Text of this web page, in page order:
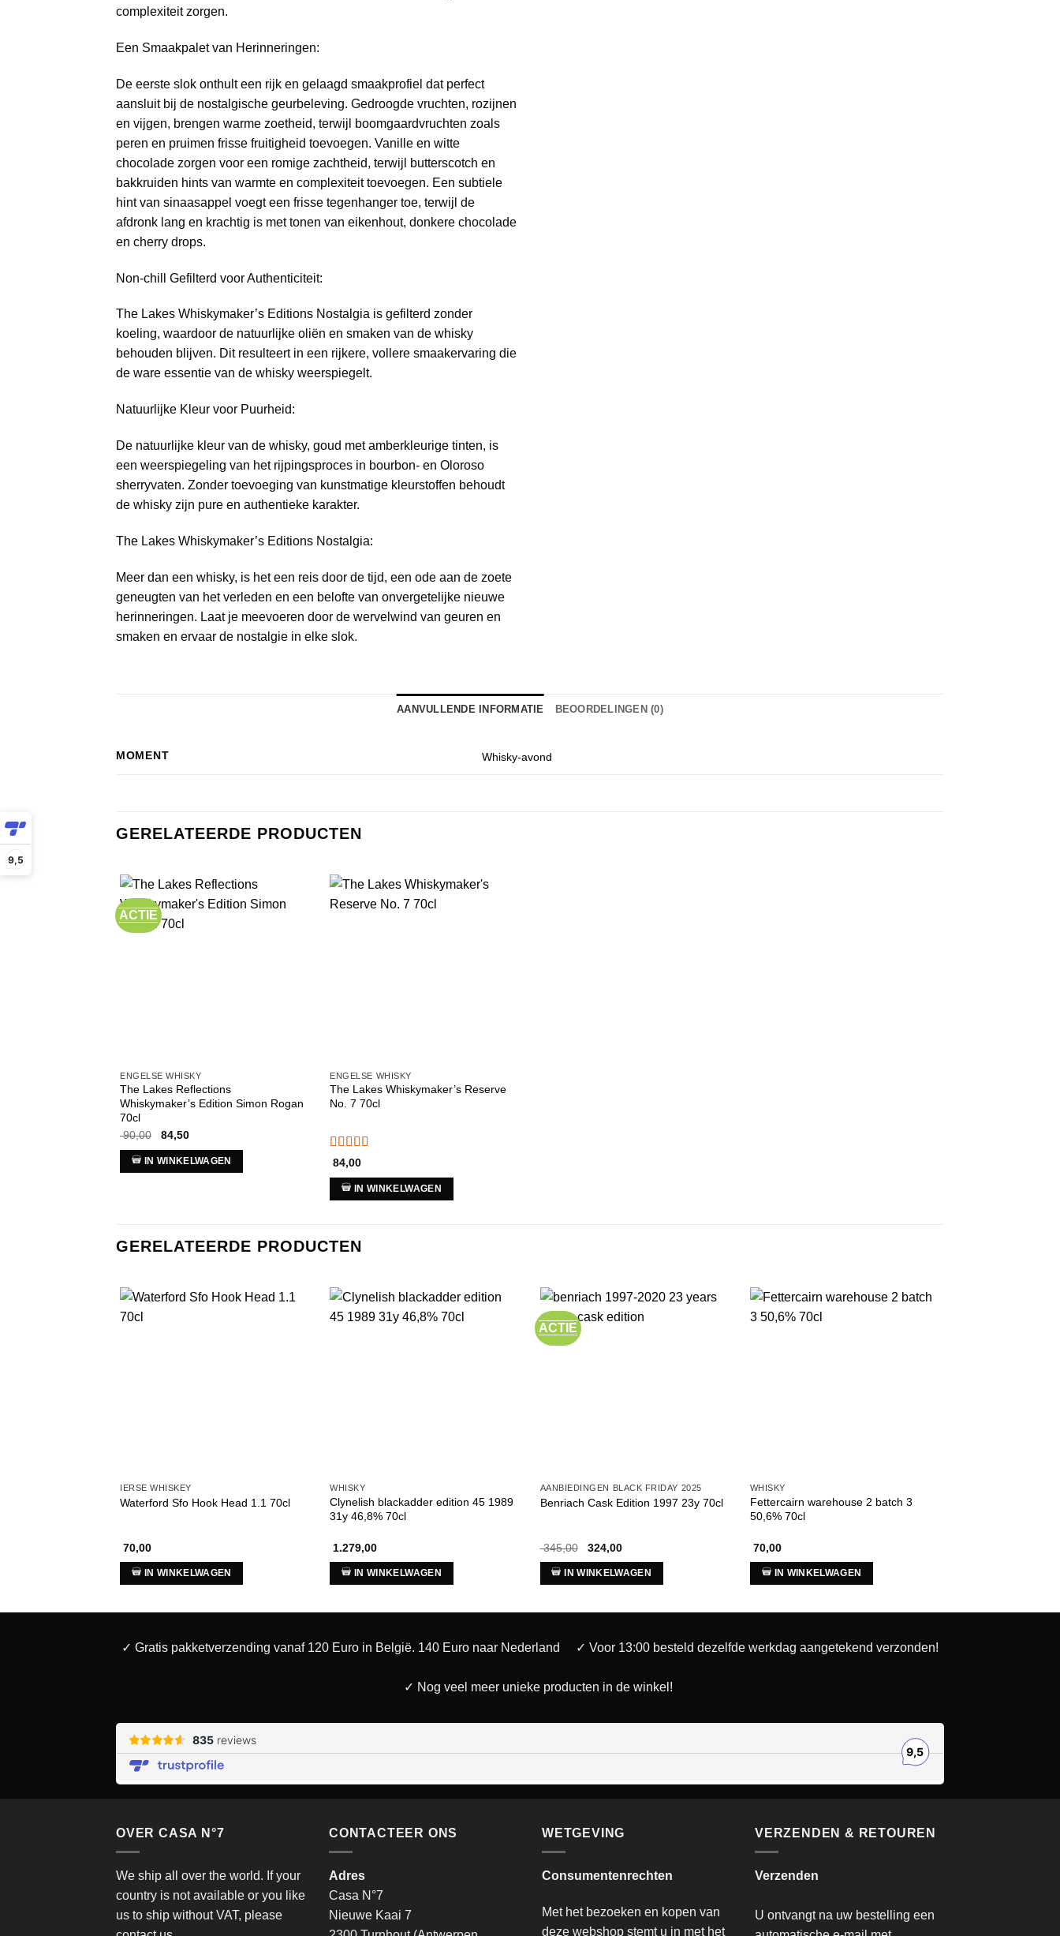
9,5
complexiteit zorgen.
Een Smaakpalet van Herinneringen:
De eerste slok onthult een rijk en gelaagd smaakprofiel dat perfect
aansluit bij de nostalgische geurbeleving. Gedroogde vruchten, rozijnen
en vijgen, brengen warme zoetheid, terwijl boomgaardvruchten zoals
peren en pruimen frisse fruitigheid toevoegen. Vanille en witte
chocolade zorgen voor een romige zachtheid, terwijl butterscotch en
bakkruiden hints van warmte en complexiteit toevoegen. Een subtiele
hint van sinaasappel voegt een frisse tegenhanger toe, terwijl de
afdronk lang en krachtig is met tonen van eikenhout, donkere chocolade
en cherry drops.
Non-chill Gefilterd voor Authenticiteit:
The Lakes Whiskymaker’s Editions Nostalgia is gefilterd zonder
koeling, waardoor de natuurlijke oliën en smaken van de whisky
behouden blijven. Dit resulteert in een rijkere, vollere smaakervaring die
de ware essentie van de whisky weerspiegelt.
Natuurlijke Kleur voor Puurheid:
De natuurlijke kleur van de whisky, goud met amberkleurige tinten, is
een weerspiegeling van het rijpingsproces in bourbon- en Oloroso
sherryvaten. Zonder toevoeging van kunstmatige kleurstoffen behoudt
de whisky zijn pure en authentieke karakter.
The Lakes Whiskymaker’s Editions Nostalgia:
Meer dan een whisky, is het een reis door de tijd, een ode aan de zoete
geneugten van het verleden en een belofte van onvergetelijke nieuwe
herinneringen. Laat je meevoeren door de wervelwind van geuren en
smaken en ervaar de nostalgie in elke slok.
AANVULLENDE INFORMATIE BEOORDELINGEN (0)
MOMENT Whisky-avond
GERELATEERDE PRODUCTEN
ACTIE
ENGELSE WHISKY
The Lakes Reflections
Whiskymaker’s Edition Simon Rogan
70cl
90,00
Oorspronkelijke
was:
€ 90,00.
84,50Huidige
is:
€ 84,50.
IN WINKELWAGEN
ENGELSE WHISKY
The Lakes Whiskymaker’s Reserve
No. 7 70cl
Gewaardeerd
84,00
IN WINKELWAGEN
GERELATEERDE PRODUCTEN
IERSE WHISKEY
Waterford Sfo Hook Head 1.1 70cl
70,00
IN WINKELWAGEN
WHISKY
Clynelish blackadder edition 45 1989
31y 46,8% 70cl
1.279,00
IN WINKELWAGEN
ACTIE
AANBIEDINGEN BLACK FRIDAY 2025
Benriach Cask Edition 1997 23y 70cl
345,00
Oorspronkelijke
was:
€ 345,00.
324,00Huidige
is:
€ 324,00.
IN WINKELWAGEN
WHISKY
Fettercairn warehouse 2 batch 3
50,6% 70cl
70,00
IN WINKELWAGEN
✓ Gratis pakketverzending vanaf 120 Euro in België. 140 Euro naar Nederland ✓ Voor 13:00 besteld dezelfde werkdag aangetekend verzonden!
✓ Nog veel meer unieke producten in de winkel!
OVER CASA N°7
We ship all over the world. If your
country is not available or you like
us to ship without VAT, please
CONTACTEER ONS
Adres
Casa N°7
Nieuwe Kaai 7
WETGEVING
Consumentenrechten
Met het bezoeken en kopen van
deze webshop stemt u in met het
VERZENDEN & RETOUREN
Verzenden
U ontvangt na uw bestelling een